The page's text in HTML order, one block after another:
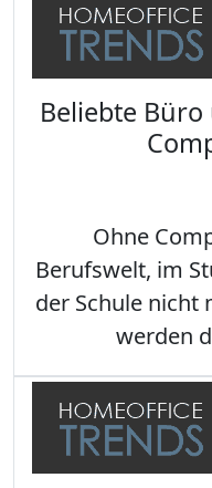
Beliebte
Ohne
Berufswelt, im
der Schule nicht
werden